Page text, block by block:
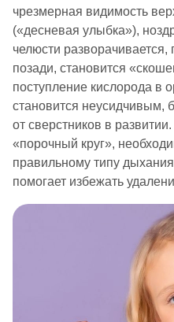
чрезмерная видимость
(«десневая улыбка»),
челюсти разворачивается,
позади, становится
поступление кислорода в
становится неусидчивым,
от сверстников в
«порочный круг»,
правильному типу
помогает избежать